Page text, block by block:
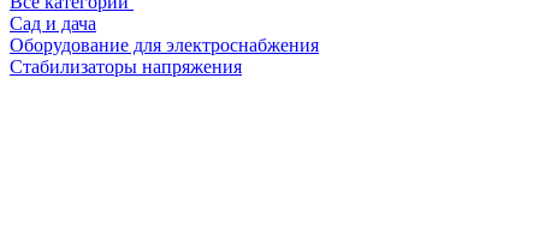
Сад и дача
Оборудование для электроснабжения
Стабилизаторы напряжения